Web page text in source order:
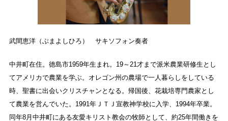
武間恵洋（ぶまよしひろ） サキソフォン奏者
中井町在住。徳島市1959年生まれ。19～21才まで派米農業研修生とし
てアメリカで農業を学ぶ。オレゴン州の農場で一人暮らしをしている
時、聖書に出会いクリスチャンとなる。帰国後、花栽培専門農家とし
て農業を営んでいた。 1991年ＪＴＪ宣教神学校に入学、1994年卒業。
同年8月中井町にある友愛キリスト教会の牧師として、約25年間働きを